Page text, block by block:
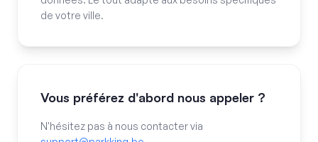
de votre ville.
Vous préférez d'abord nous appeler ?
N'hésitez pas à nous contacter via